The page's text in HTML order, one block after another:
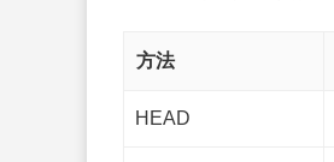
方法
HEAD